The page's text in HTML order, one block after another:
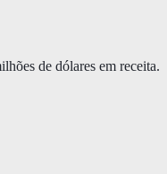
de dólares em receita.